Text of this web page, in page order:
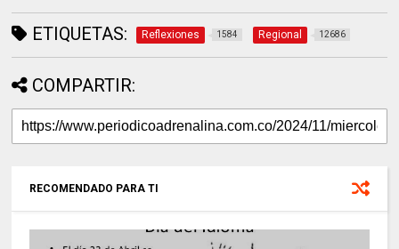
ETIQUETAS: Reflexiones 1584 Regional 12686
COMPARTIR:
RECOMENDADO PARA TI